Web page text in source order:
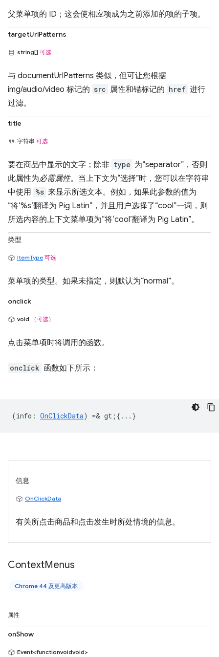
父菜单项的 ID；这会使相应项成为之前添加的项的子项。
targetUrlPatterns
string[] 可选
与 documentUrlPatterns 类似，但可让您根据
img/audio/video 标记的 src 属性和锚标记的 href 进行
过滤。
title
字符串 可选
要在商品中显示的文字；除非 type 为“separator”，否则
此属性为必需属性。当上下文为“选择”时，您可以在字符串
中使用 %s 来显示所选文本。例如，如果此参数的值为
“将‘%s’翻译为 Pig Latin”，并且用户选择了“cool”一词，则
所选内容的上下文菜单项为“将‘cool’翻译为 Pig Latin”。
类型
ItemType 可选
菜单项的类型。如果未指定，则默认为“normal”。
onclick
void （可选）
点击菜单项时将调用的函数。
onclick 函数如下所示：
(info : OnClickData) =& gt;{...}
信息
OnClickData
有关所点击商品和点击发生时所处情境的信息。
ContextMenus
Chrome 44 及更高版本
属性
onShow
Event<functionvoidvoid>